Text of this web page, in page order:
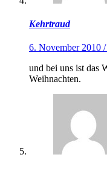
Kehrtraud
6. November 2010
und bei uns ist das
Weihnachten.